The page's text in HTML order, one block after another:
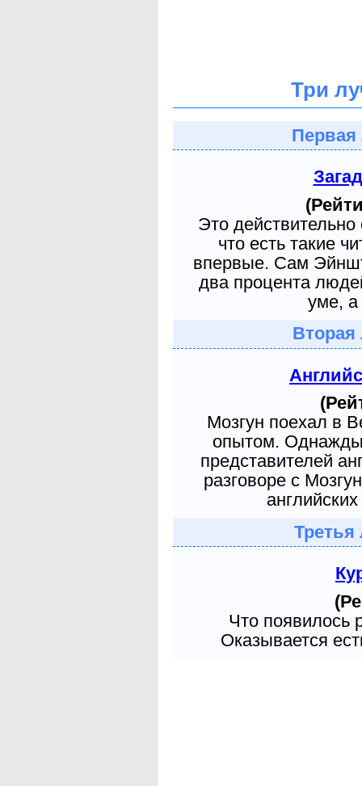
Три
Первая
Это
что есть такие
впервые. Сам
два процента
уме, а
Вторая
Мозгун поехал в
опытом. Однажды
представителей
разговоре с
Третья
Что появилось
Оказывается